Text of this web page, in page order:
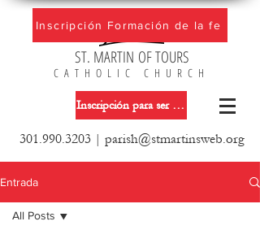
ST. MARTIN OF TOURS
CATHOLIC CHURCH
Inscripción para ser miembro de la iglesia
301.990.3203| parish@stmartinsweb.org
Inscripción Formación de la fe
Entrada
All Posts